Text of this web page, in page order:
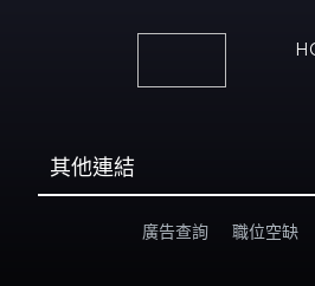
其他連結
廣告查詢 職位空缺